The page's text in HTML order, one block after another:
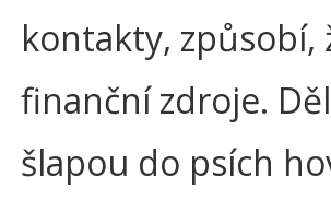
kontakty, způsobí,
finanční zdroje.
šlapou do psích